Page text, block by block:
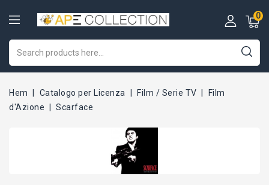
0
Hem Catalogo per Licenza Film / Serie TV
Film
d'Azione
Scarface